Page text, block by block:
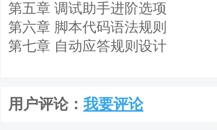
第五章 调试助手进阶选项
第六章 脚本代码语法规则
第七章 自动应答规则设计
用户评论： 我要评论